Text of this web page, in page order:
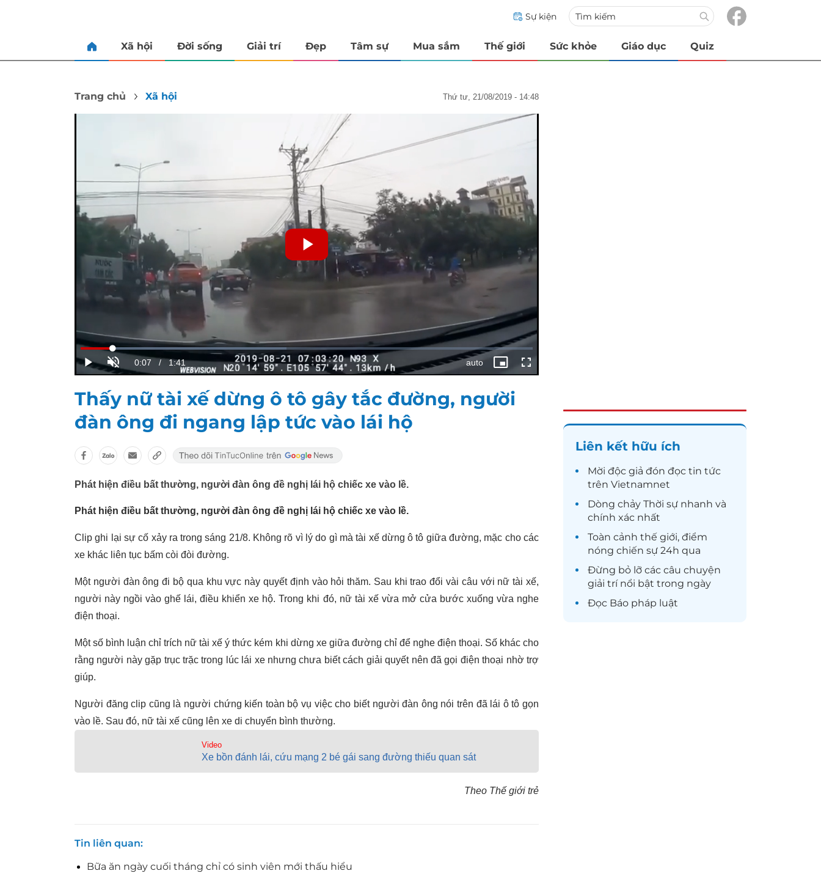
Sự kiện
Xã hội Đời sống Giải trí Đẹp Tâm sự Mua sắm Thế giới Sức khỏe Giáo dục Quiz
Trang chủ Xã hội thứ tư, 21/08/2019 - 14:48
Thấy nữ tài xế dừng ô tô gây tắc đường, người
đàn ông đi ngang lập tức vào lái hộ
Phát hiện điều bất thường, người đàn ông đề nghị lái hộ chiếc xe vào lề.
Phát hiện điều bất thường, người đàn ông đề nghị lái hộ chiếc xe vào lề.
Clip ghi lại sự cố xảy ra trong sáng 21/8. Không rõ vì lý do gì mà tài xế dừng ô tô giữa đường, mặc cho các
xe khác liên tục bấm còi đòi đường.
Một người đàn ông đi bộ qua khu vực này quyết định vào hỏi thăm. Sau khi trao đổi vài câu với nữ tài xế,
người này ngồi vào ghế lái, điều khiển xe hộ. Trong khi đó, nữ tài xế vừa mở cửa bước xuống vừa nghe
điện thoại.
Một số bình luận chỉ trích nữ tài xế ý thức kém khi dừng xe giữa đường chỉ để nghe điện thoại. Số khác cho
rằng người này gặp trục trặc trong lúc lái xe nhưng chưa biết cách giải quyết nên đã gọi điện thoại nhờ trợ
giúp.
Người đăng clip cũng là người chứng kiến toàn bộ vụ việc cho biết người đàn ông nói trên đã lái ô tô gọn
vào lề. Sau đó, nữ tài xế cũng lên xe di chuyển bình thường.
Video
Xe bồn đánh lái, cứu mạng 2 bé gái sang đường thiếu quan sát
Theo Thế giới trẻ
Tin liên quan
Bữa ăn ngày cuối tháng chỉ có sinh viên mới thấu hiểu
Liên kết hữu ích
Mời độc giả đón đọc tin tức
trên Vietnamnet
Dòng chảy Thời sự nhanh và
chính xác nhất
Toàn cảnh thế giới, điểm
nóng chiến sự 24h qua
Đừng bỏ lỡ các câu chuyện
giải trínổi bật trong ngày
Đọc Báo pháp luật